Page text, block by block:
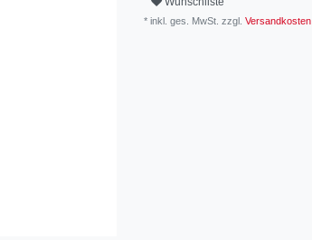
* inkl. ges. MwSt. zzgl. Versandkosten